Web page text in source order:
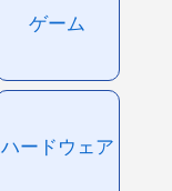
ゲーム
ハードウェア